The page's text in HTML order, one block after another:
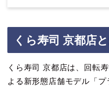
くら寿司 京都店
くら寿司 京都店は、回転
よる新形態店舗モデル「プ